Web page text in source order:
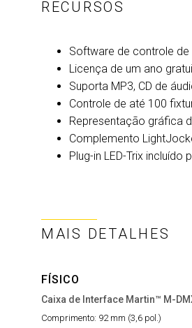
RECURSOS
Software de controle
Licença de um ano
Suporta MP3, CD de
Controle de até 100
Representação gráfica
Complemento
Plug-in LED-Trix
MAIS DETALHES
FÍSICO
Caixa de Interface Martin™ M-
Comprimento: 92 mm (3,6 pol.)